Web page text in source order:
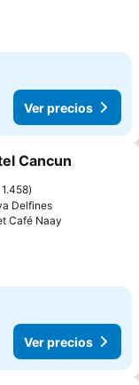
Ver precios
Cancun
1.458
Delfines
Café Naay
Ver precios